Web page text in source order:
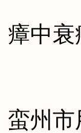
衰
市